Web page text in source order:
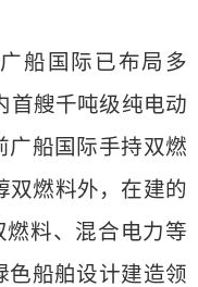
船国际已布局多
首艘千吨级纯电动
广船国际手持双燃
双燃料外，在建的
料、混合电力等
色船舶设计建造领